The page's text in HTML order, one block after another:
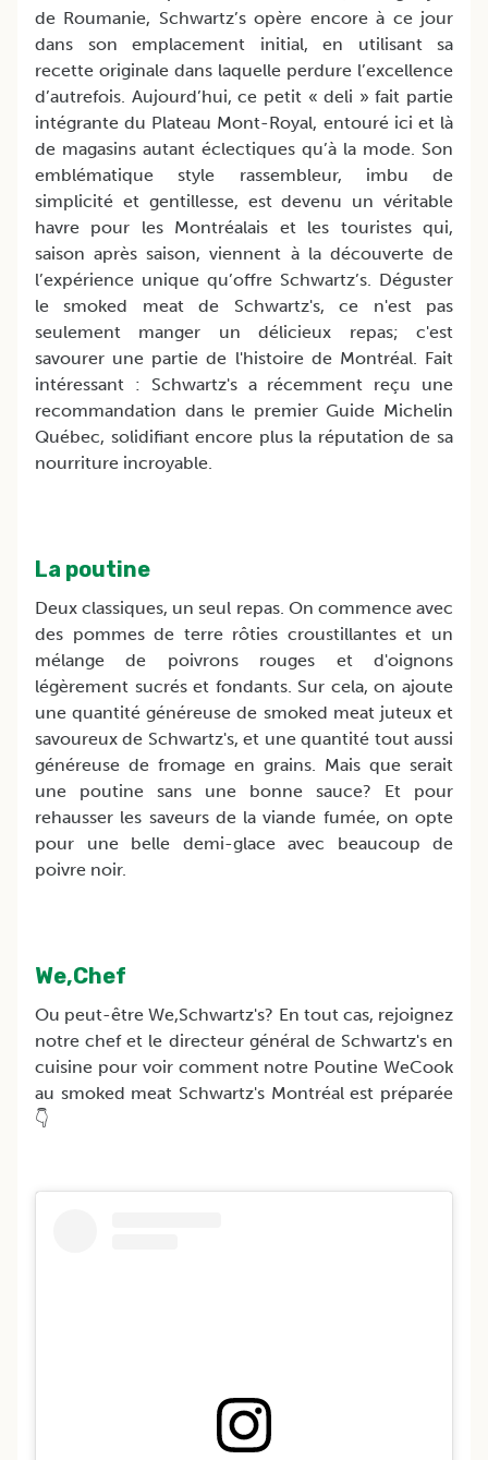
de Roumanie, Schwartz’s opère encore à ce jour
dans son emplacement initial, en utilisant sa
recette originale dans laquelle perdure l’excellence
d’autrefois. Aujourd’hui, ce petit « deli » fait partie
intégrante du Plateau Mont-Royal, entouré ici et là
de magasins autant éclectiques qu’à la mode. Son
emblématique style rassembleur, imbu de
simplicité et gentillesse, est devenu un véritable
havre pour les Montréalais et les touristes qui,
saison après saison, viennent à la découverte de
l’expérience unique qu’offre Schwartz’s. Déguster
le smoked meat de Schwartz's, ce n'est pas
seulement manger un délicieux repas; c'est
savourer une partie de l'histoire de Montréal. Fait
intéressant : Schwartz's a récemment reçu une
recommandation dans le premier Guide Michelin
Québec, solidifiant encore plus la réputation de sa
nourriture incroyable.
La poutine
Deux classiques, un seul repas. On commence avec
des pommes de terre rôties croustillantes et un
mélange de poivrons rouges et d'oignons
légèrement sucrés et fondants. Sur cela, on ajoute
une quantité généreuse de smoked meat juteux et
savoureux de Schwartz's, et une quantité tout aussi
généreuse de fromage en grains. Mais que serait
une poutine sans une bonne sauce? Et pour
rehausser les saveurs de la viande fumée, on opte
pour une belle demi-glace avec beaucoup de
poivre noir.
We,Chef
Ou peut-être We,Schwartz's? En tout cas, rejoignez
notre chef et le directeur général de Schwartz's en
cuisine pour voir comment notre Poutine WeCook
au smoked meat Schwartz's Montréal est préparée
👇